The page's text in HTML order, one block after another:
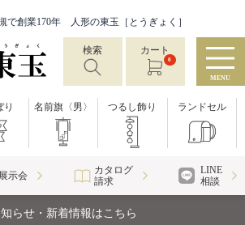
で創業170年 人形の東玉［とうぎょく］
検索 カート
0
MENU
り 名前旗〈男〉 つるし飾り ランドセル
展示会
カタログ
請求
LINE
相談
らせ・新着情報はこちら